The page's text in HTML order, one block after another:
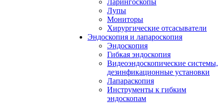
Ларингоскопы
Лупы
Мониторы
Хирургические отсасыватели
Эндоскопия и лапароскопия
Эндоскопия
Гибкая эндоскопия
Видеоэндоскопические системы,
дезинфикационные установки
Лапараскопия
Инструменты к гибким
эндоскопам